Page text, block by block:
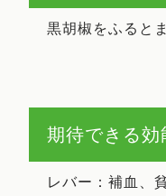
黒胡椒をふると
期待できる効
レバー：補血、